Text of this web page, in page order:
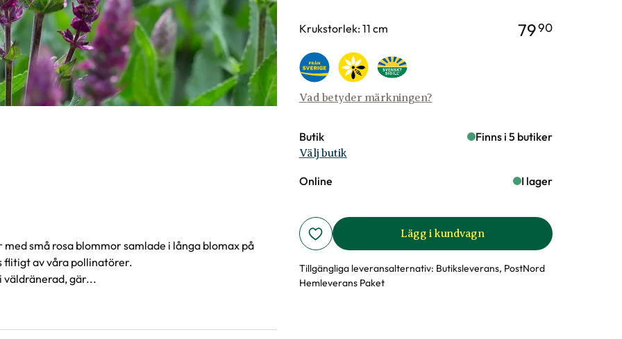
Varianter
Krukstorlek: 11 cm
Vad betyder märkningen?
7990
Butik Finns i 5 butiker
Välj butik
Online I lager
Lägg i kundvagn
Tillgängliga leveransalternativ: Butiksleverans, PostNord
Hemleverans Paket
små rosa blommor samlade i långa blomax på
flitigt av våra pollinatörer.
väldränerad, gär...